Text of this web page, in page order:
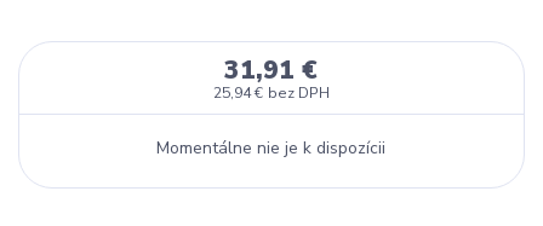
31,91 €
25,94 € bez DPH
Momentálne nie je k dispozícii